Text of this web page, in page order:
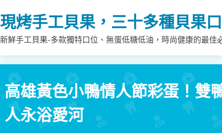
to
content
現烤手工貝果，三十多種貝果
新鮮手工貝果-多款獨特口位、無蛋低糖低油，時尚健康的最
高雄黃色小鴨情人節彩蛋！雙
人永浴愛河